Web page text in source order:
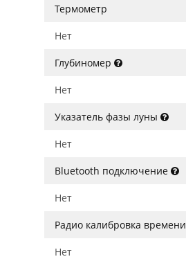
Термометр
Нет
Глубиномер
Нет
Указатель фазы луны
Нет
Bluetooth подключение
Нет
Радио калибровка времени
Нет